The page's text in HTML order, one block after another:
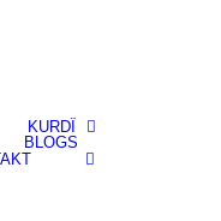
KURDÎ
BLOGS